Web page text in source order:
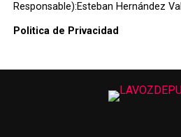
Responsable):Esteban Hernández
Politica de Privacidad